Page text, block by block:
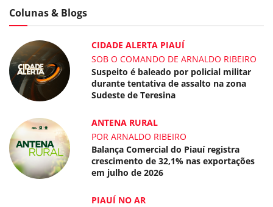
Colunas & Blogs
CIDADE ALERTA PIAUÍ
SOB O COMANDO DE ARNALDO RIBEIRO
Suspeito é baleado por policial militar
durante tentativa de assalto na zona
Sudeste de Teresina
ANTENA RURAL
POR ARNALDO RIBEIRO
Balança Comercial do Piauí registra
crescimento de 32,1% nas exportações
em julho de 2026
PIAUÍ NO AR